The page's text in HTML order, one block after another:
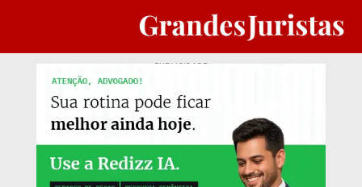
PUBLICIDADE